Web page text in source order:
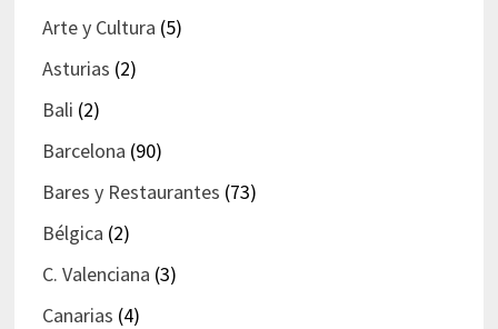
Arte y Cultura (5)
Asturias (2)
Bali (2)
Barcelona (90)
Bares y Restaurantes (73)
Bélgica (2)
C. Valenciana (3)
Canarias (4)